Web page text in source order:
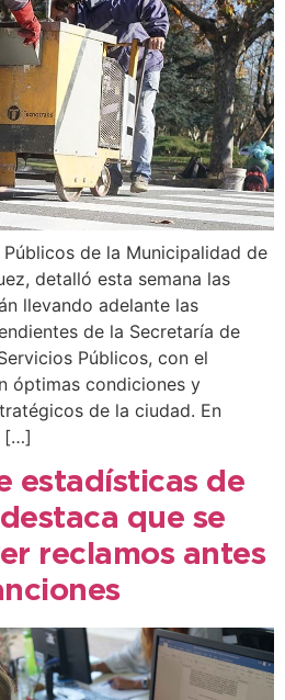
de la Municipalidad de
detalló esta semana las
llevando adelante las
de la Secretaría de
Públicos, con el
óptimas condiciones y
de la ciudad. En
[…]
estadísticas de
que se
reclamos antes